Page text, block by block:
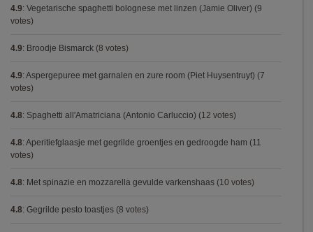
4.9: Vegetarische spaghetti bolognese met linzen (Jamie Oliver) (9
votes)
4.9: Broodje Bismarck (8 votes)
4.9: Aspergepuree met garnalen en zure room (Piet Huysentruyt) (7
votes)
4.8: Spaghetti all'Amatriciana (Antonio Carluccio) (12 votes)
4.8: Aperitiefglaasje met gegrilde groentjes en gedroogde ham (11
votes)
4.8: Met spinazie en mozzarella gevulde varkenshaas (10 votes)
4.8: Gegrilde pesto toastjes (8 votes)